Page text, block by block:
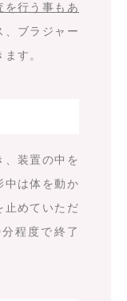
を行う事もあ
、ブラジャー
す。
、装置の中を
中は体を動か
止めていただ
程度で終了